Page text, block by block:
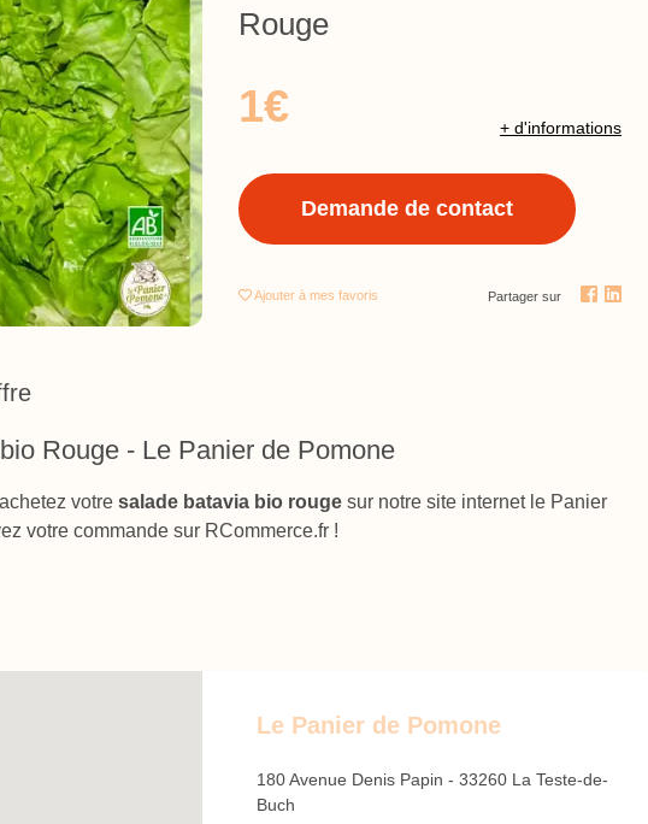
Rouge
1€ + d'informations
Demande de contact
Ajouter à mes favoris Partager sur
Rouge - Le Panier de Pomone
votre salade batavia bio rouge sur notre site internet le Panier
votre commande sur RCommerce.fr !
Le Panier de Pomone
180 Avenue Denis Papin - 33260 La Teste-de-
Buch